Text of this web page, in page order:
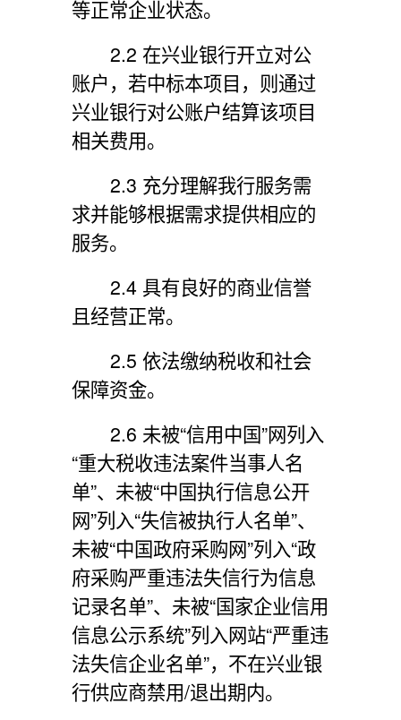
等正常企业状态。
2.2 在兴业银行开立对公
账户，若中标本项目，则通过
兴业银行对公账户结算该项目
相关费用。
2.3 充分理解我行服务需
求并能够根据需求提供相应的
服务。
2.4 具有良好的商业信誉
且经营正常。
2.5 依法缴纳税收和社会
保障资金。
2.6 未被“信用中国”网列入
“重大税收违法案件当事人名
单”、未被“中国执行信息公开
网”列入“失信被执行人名单”、
未被“中国政府采购网”列入“政
府采购严重违法失信行为信息
记录名单”、未被“国家企业信用
信息公示系统”列入网站“严重违
法失信企业名单”，不在兴业银
行供应商禁用/退出期内。